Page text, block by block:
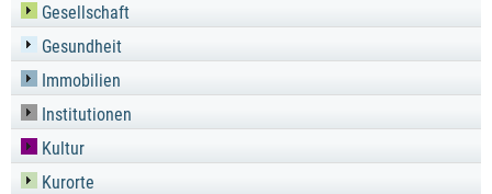
Gesellschaft
Gesundheit
Immobilien
Institutionen
Kultur
Kurorte